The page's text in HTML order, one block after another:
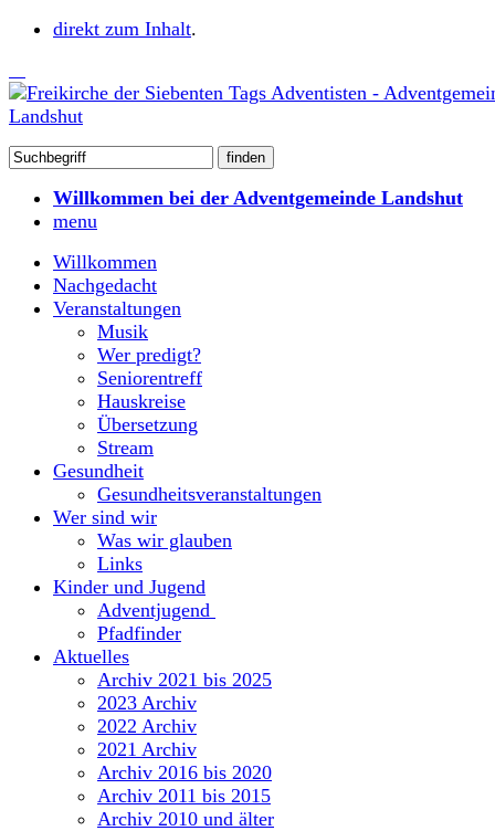
direkt zum Inhalt.
Willkommen bei der Adventgemeinde Landshut
menu
Willkommen
Nachgedacht
Veranstaltungen
Musik
Wer predigt?
Seniorentreff
Hauskreise
Übersetzung
Stream
Gesundheit
Gesundheitsveranstaltungen
Wer sind wir
Was wir glauben
Links
Kinder und Jugend
Adventjugend
Pfadfinder
Aktuelles
Archiv 2021 bis 2025
2023 Archiv
2022 Archiv
2021 Archiv
Archiv 2016 bis 2020
Archiv 2011 bis 2015
Archiv 2010 und älter